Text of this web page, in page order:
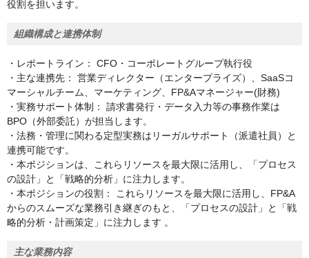
役割を担います。
組織構成と連携体制
・レポートライン： CFO・コーポレートグループ執行役
・主な連携先： 営業ディレクター（エンタープライズ）、SaaSコ
マーシャルチーム、マーケティング、FP&Aマネージャー(財務)
・実務サポート体制： 請求書発行・データ入力等の事務作業は
BPO（外部委託）が担当します。
・法務・管理に関わる定型実務はリーガルサポート（派遣社員）と
連携可能です。
・本ポジションは、これらリソースを最大限に活用し、「プロセス
の設計」と「戦略的分析」に注力します。
・本ポジションの役割： これらリソースを最大限に活用し、FP&A
からのスムーズな業務引き継ぎのもと、「プロセスの設計」と「戦
略的分析・計画策定」に注力します 。
主な業務内容